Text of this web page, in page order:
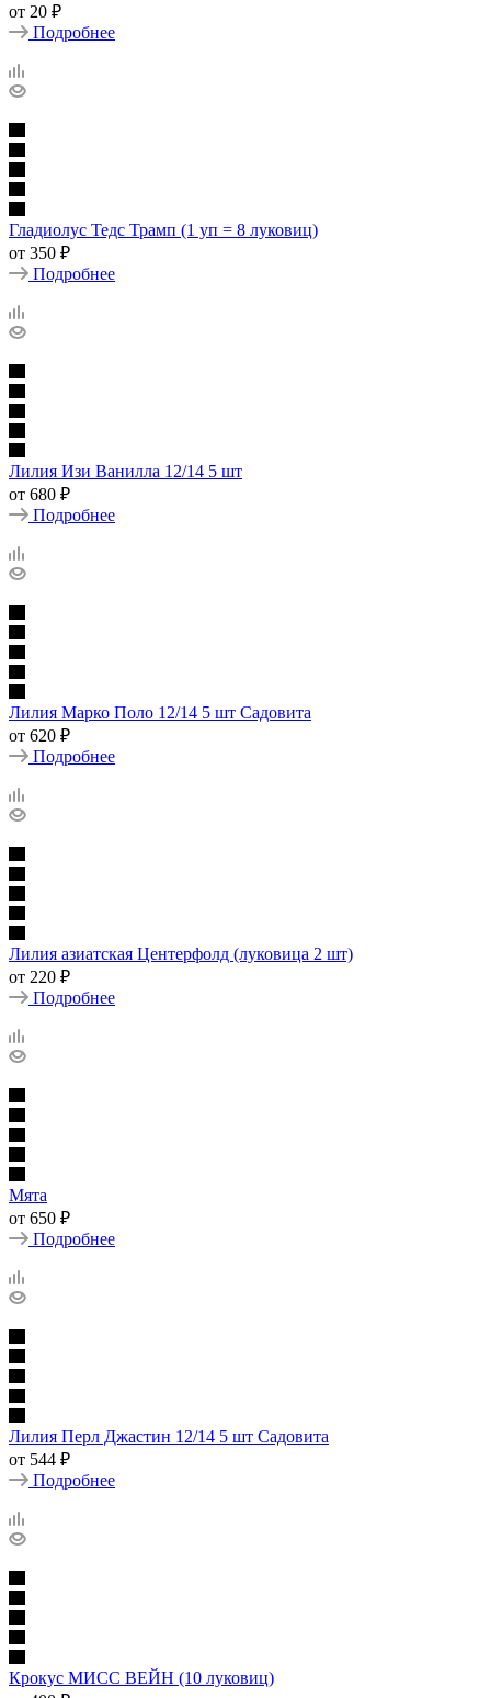
от 20 ₽
Подробнее
Гладиолус Тедс Трамп (1 уп = 8 луковиц)
от 350 ₽
Подробнее
Лилия Изи Ванилла 12/14 5 шт
от 680 ₽
Подробнее
Лилия Марко Поло 12/14 5 шт Садовита
от 620 ₽
Подробнее
Лилия азиатская Центерфолд (луковица 2 шт)
от 220 ₽
Подробнее
Мята
от 650 ₽
Подробнее
Лилия Перл Джастин 12/14 5 шт Садовита
от 544 ₽
Подробнее
Крокус МИСС ВЕЙН (10 луковиц)